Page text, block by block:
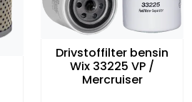
Drivstoffilter bensin
Wix 33225 VP /
Mercruiser